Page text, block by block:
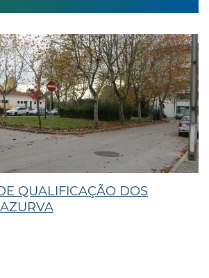
QUALIFICAÇÃO DOS